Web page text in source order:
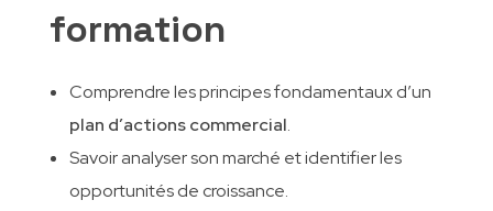
formation
Comprendre les principes fondamentaux d’un
plan d’actions commercial.
Savoir analyser son marché et identifier les
opportunités de croissance.